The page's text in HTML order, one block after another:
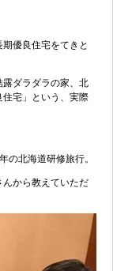
優良住宅をてきと
ダラダラの家、北
宅」という、実際
の北海道研修旅行。
から教えていただ